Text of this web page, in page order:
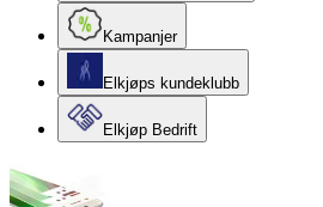
Kampanjer
Elkjøps kundeklubb
Elkjøp Bedrift